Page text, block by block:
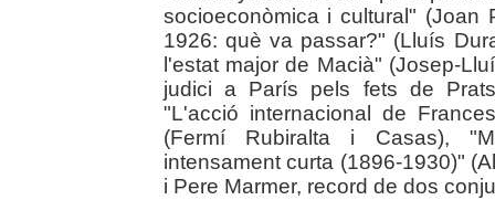
socioeconòmica i cultural" (Joan
1926: què va passar?" (Lluís
l'estat major de Macià" (Josep-
judici a París pels fets de
"L'acció internacional de
(Fermí Rubiralta i Casas),
intensament curta (1896-1930)"
i Pere Marmer, record de dos